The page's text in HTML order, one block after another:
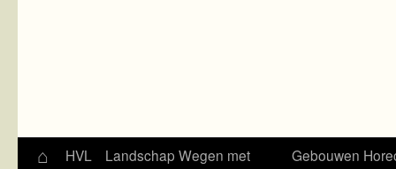
Skip
⌂ HVL Landschap Wegen met
Gebouwen